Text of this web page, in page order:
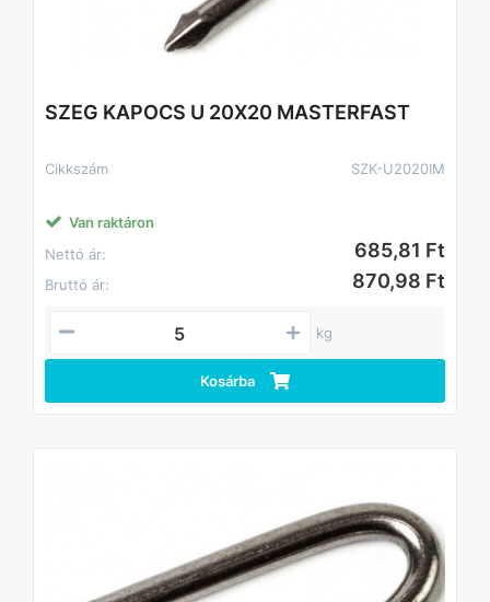
SZEG KAPOCS U 20X20 MASTERFAST
Cikkszám SZK-U2020IM
Van raktáron
Nettó ár:
685,81 Ft
Bruttó ár: 870,98 Ft
kg
Kosárba